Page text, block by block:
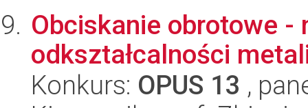
Obciskanie obrotowe -
odkształcalności
Konkurs: OPUS 13 ,